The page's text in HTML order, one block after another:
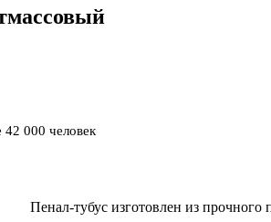
Пенал-тубус изготовлен из прочного
42 000 человек